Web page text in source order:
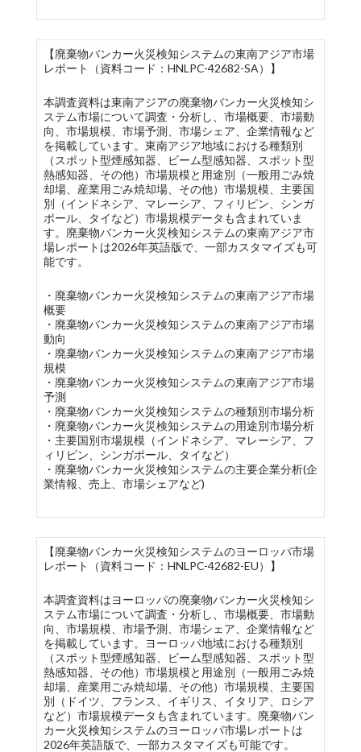
【廃棄物バンカー火災検知システムの東南アジア市場
レポート（資料コード：HNLPC-42682-SA）】
本調査資料は東南アジアの廃棄物バンカー火災検知シ
ステム市場について調査・分析し、市場概要、市場動
向、市場規模、市場予測、市場シェア、企業情報など
を掲載しています。東南アジア地域における種類別
（スポット型煙感知器、ビーム型感知器、スポット型
熱感知器、その他）市場規模と用途別（一般用ごみ焼
却場、産業用ごみ焼却場、その他）市場規模、主要国
別（インドネシア、マレーシア、フィリピン、シンガ
ポール、タイなど）市場規模データも含まれていま
す。廃棄物バンカー火災検知システムの東南アジア市
場レポートは2026年英語版で、一部カスタマイズも可
能です。
・廃棄物バンカー火災検知システムの東南アジア市場
概要
・廃棄物バンカー火災検知システムの東南アジア市場
動向
・廃棄物バンカー火災検知システムの東南アジア市場
規模
・廃棄物バンカー火災検知システムの東南アジア市場
予測
・廃棄物バンカー火災検知システムの種類別市場分析
・廃棄物バンカー火災検知システムの用途別市場分析
・主要国別市場規模（インドネシア、マレーシア、フ
ィリピン、シンガポール、タイなど）
・廃棄物バンカー火災検知システムの主要企業分析(企
業情報、売上、市場シェアなど)
【廃棄物バンカー火災検知システムのヨーロッパ市場
レポート（資料コード：HNLPC-42682-EU）】
本調査資料はヨーロッパの廃棄物バンカー火災検知シ
ステム市場について調査・分析し、市場概要、市場動
向、市場規模、市場予測、市場シェア、企業情報など
を掲載しています。ヨーロッパ地域における種類別
（スポット型煙感知器、ビーム型感知器、スポット型
熱感知器、その他）市場規模と用途別（一般用ごみ焼
却場、産業用ごみ焼却場、その他）市場規模、主要国
別（ドイツ、フランス、イギリス、イタリア、ロシア
など）市場規模データも含まれています。廃棄物バン
カー火災検知システムのヨーロッパ市場レポートは
2026年英語版で、一部カスタマイズも可能です。